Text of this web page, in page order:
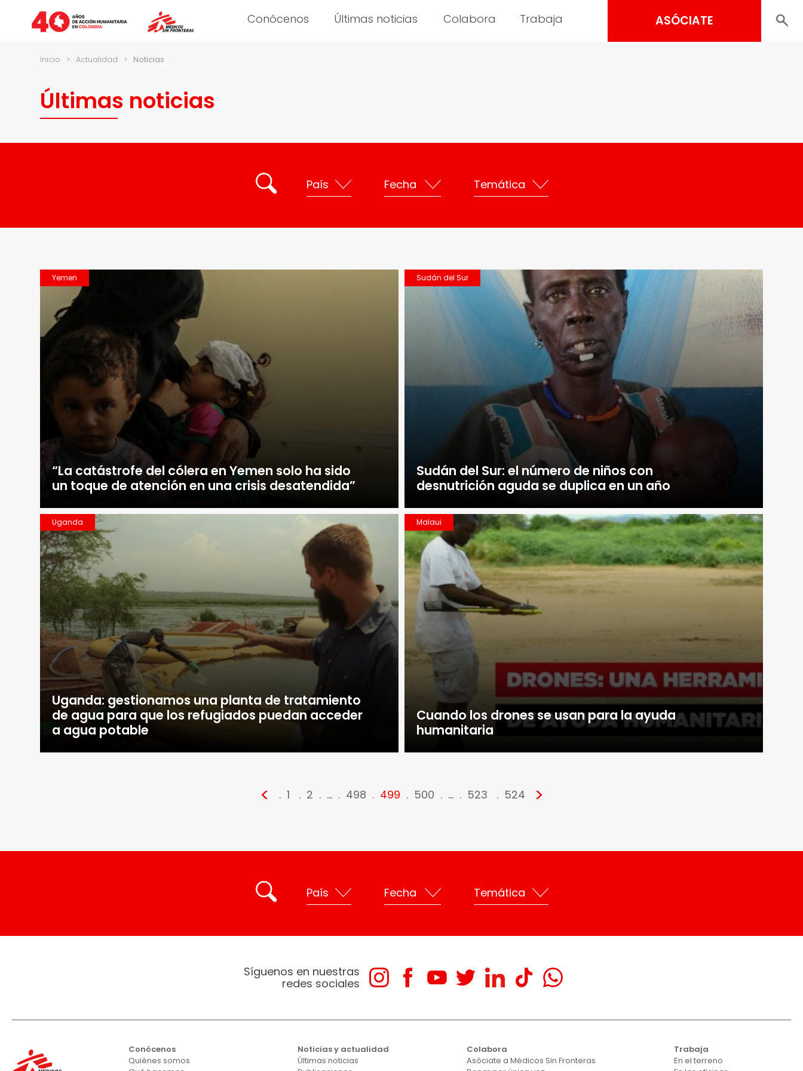
Conócenos Últimas noticias Colabora Trabaja ASÓCIATE
Inicio > Actualidad > Noticias
Últimas noticias
Yemen
“La catástrofe del cólera en Yemen solo ha sido
un toque de atención en una crisis desatendida”
Sudán del Sur
Sudán del Sur: el número de niños con
desnutrición aguda se duplica en un año
Uganda
Uganda: gestionamos una planta de tratamiento
de agua para que los refugiados puedan acceder
a agua potable
Malaui
Cuando los drones se usan para la ayuda
humanitaria
< 1 2 … 498 499 500 … 523 524 >
Síguenos en nuestras
redes sociales
Conócenos
Quiénes somos
Noticias y actualidad
Últimas noticias
Colabora
Asóciate a Médicos Sin Fronteras
Trabaja
En el terreno